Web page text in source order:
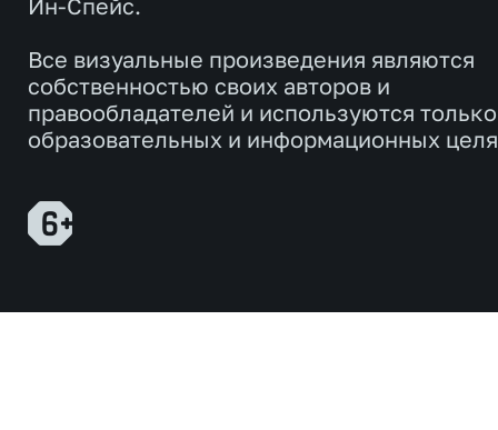
Ин-Спейс.
Все визуальные произведения являются
собственностью своих авторов и
правообладателей и используются
образовательных и информационных